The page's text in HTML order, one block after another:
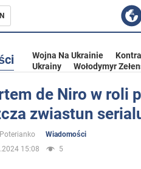
Wojna Na Ukrainie
Ukrainy
Wołodymyr
de Niro w roli
zwiastun
Wiadomości
15:08
5